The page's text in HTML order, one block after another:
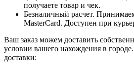
получаете товар и чек.
Безналичный расчет.
MasterCard. Доступен при
Ваш заказ можем доставить
условии вашего нахождения в
доставки: